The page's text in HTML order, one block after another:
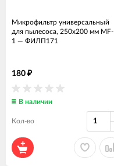
Микрофильтр универсальный
для пылесоса, 250х200 мм MF-
1 — ФИЛП171
180 ₽
В наличии
Кол-во